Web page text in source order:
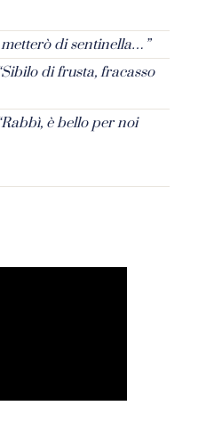
di sentinella…”
di frusta, fracasso
è bello per noi